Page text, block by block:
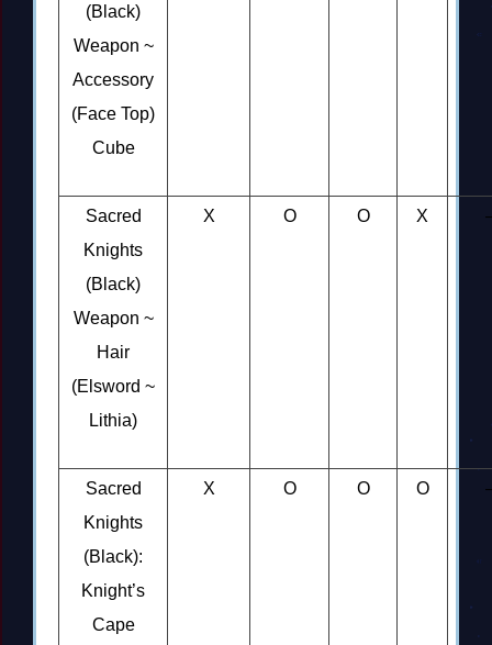
(Black)
Weapon ~
Accessory
(Face Top)
Cube
Sacred
Knights
(Black)
Weapon ~
Hair
(Elsword ~
Lithia)
X O O X
Sacred
Knights
(Black):
Knight’s
Cape
X O O O